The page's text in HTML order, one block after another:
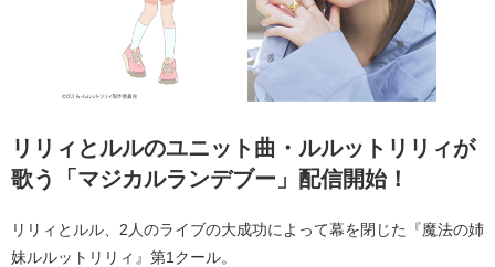
リリィとルルのユニット曲・ルルットリリィが
歌う「マジカルランデブー」配信開始！
リリィとルル、2人のライブの大成功によって幕を閉じた『魔法の姉
妹ルルットリリィ』第1クール。